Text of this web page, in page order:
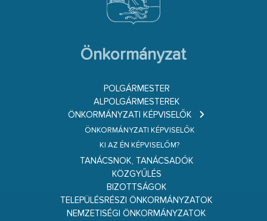
Önkormányzat
POLGÁRMESTER
ALPOLGÁRMESTEREK
ÖNKORMÁNYZATI KÉPVISELŐK
ÖNKORMÁNYZATI KÉPVISELŐK
KI AZ ÉN KÉPVISELŐM?
TANÁCSNOK, TANÁCSADÓK
KÖZGYŰLÉS
BIZOTTSÁGOK
TELEPÜLÉSRÉSZI ÖNKORMÁNYZATOK
NEMZETISÉGI ÖNKORMÁNYZATOK